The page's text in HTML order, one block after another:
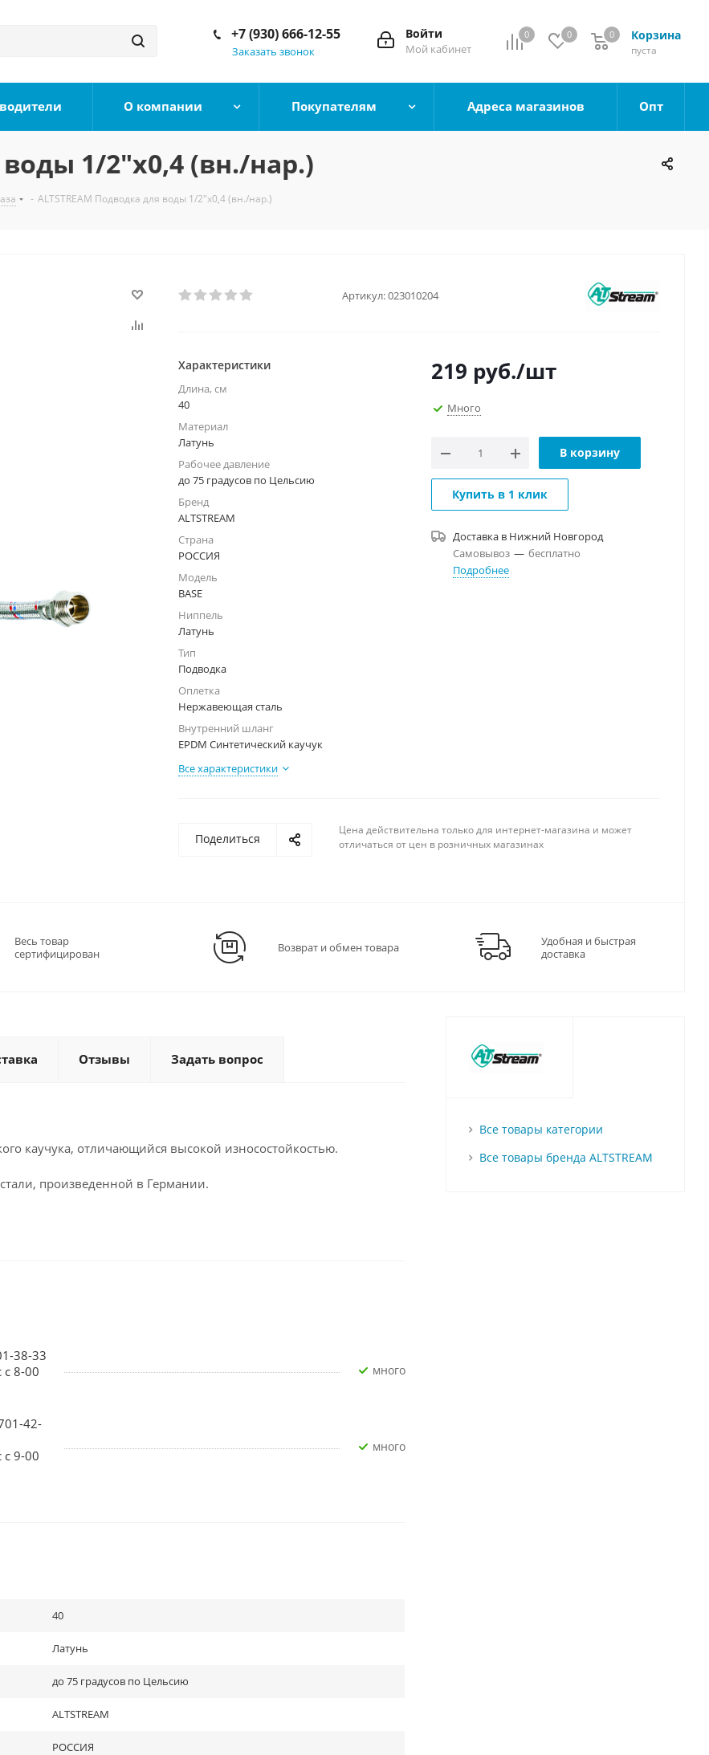
0 0 Корзина
0
пуста
0
Войти
Мой кабинет
+7 (930) 666-12-55
Заказать звонок
О компании Покупателям Адреса магазинов Опт
воды 1/2"x0,4 (вн./нар.)
- ALTSTREAM Подводка для воды 1/2"x0,4 (вн./нар.)
Артикул:023010204
Характеристики
Длина, см
40
Материал
Латунь
Рабочее давление
до 75 градусов по Цельсию
Бренд
ALTSTREAM
Страна
РОССИЯ
Модель
BASE
Ниппель
Латунь
Тип
Подводка
Оплетка
Нержавеющая сталь
Внутренний шланг
EPDM Синтетический каучук
Все характеристики
219 руб./шт
Много
В корзину
Купить в 1 клик
Доставка в Нижний Новгород
Самовывоз — бесплатно
Подробнее
Поделиться
Цена действительна только для интернет-магазина и может
отличаться от цен в розничных магазинах
Весь товар
сертифицирован
Возврат и обмен товара
Удобная и быстрая
доставка
Отзывы Задать вопрос
каучука, отличающийся высокой износостойкостью.
произведенной в Германии.
38-33
8-00
Много
42-
9-00
Много
40
Латунь
до 75 градусов по Цельсию
ALTSTREAM
РОССИЯ
Все товары категории
Все товары бренда ALTSTREAM